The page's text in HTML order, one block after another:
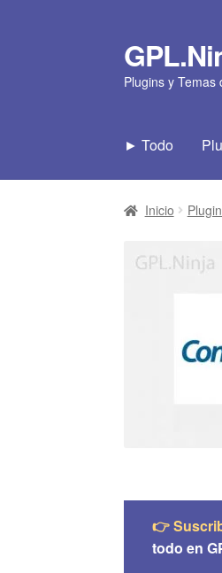
Ir
a
la
Ir
al
contenido
Plugins y Temas
► Todo
Inicio
👉
todo en